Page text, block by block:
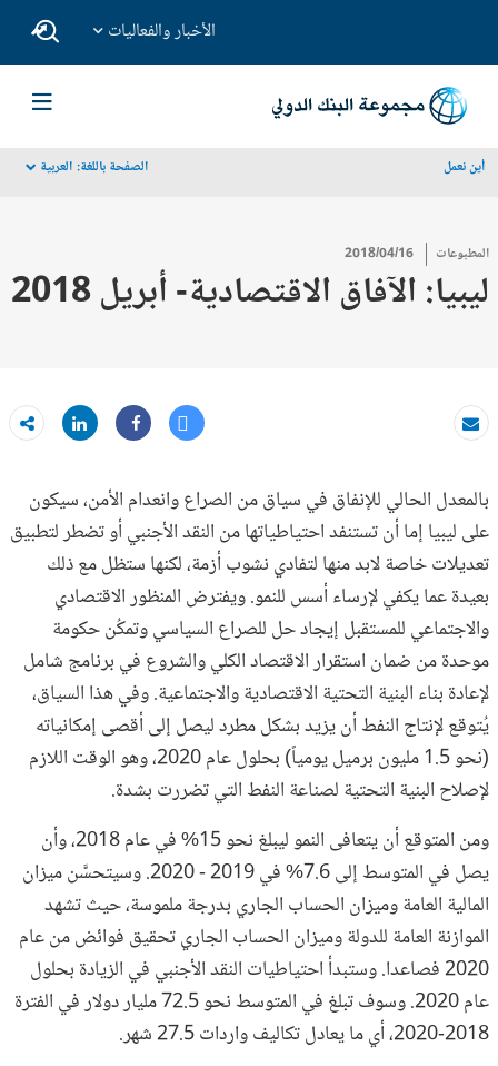
الأخبار والفعاليات
أين نعمل الصفحة باللغة:العربية dropdown
المطبوعات 2018/04/16
ليبيا: الآفاق الاقتصادية- أبريل 2018
بريد الكتروني
Tweet
Share
Share
بالمعدل الحالي للإنفاق في سياق من الصراع وانعدام الأمن، سيكون
على ليبيا إما أن تستنفد احتياطياتها من النقد الأجنبي أو تضطر لتطبيق
تعديلات خاصة لابد منها لتفادي نشوب أزمة، لكنها ستظل مع ذلك
بعيدة عما يكفي لإرساء أسس للنمو. ويفترض المنظور الاقتصادي
والاجتماعي للمستقبل إيجاد حل للصراع السياسي وتمكُن حكومة
موحدة من ضمان استقرار الاقتصاد الكلي والشروع في برنامج شامل
لإعادة بناء البنية التحتية الاقتصادية والاجتماعية. وفي هذا السياق،
يُتوقع لإنتاج النفط أن يزيد بشكل مطرد ليصل إلى أقصى إمكانياته
(نحو 1.5 مليون برميل يومياً) بحلول عام 2020، وهو الوقت اللازم
لإصلاح البنية التحتية لصناعة النفط التي تضررت بشدة.
ومن المتوقع أن يتعافى النمو ليبلغ نحو 15% في عام 2018، وأن
يصل في المتوسط إلى 7.6% في 2019 - 2020. وسيتحسَّن ميزان
المالية العامة وميزان الحساب الجاري بدرجة ملموسة، حيث تشهد
الموازنة العامة للدولة وميزان الحساب الجاري تحقيق فوائض من عام
2020 فصاعدا. وستبدأ احتياطيات النقد الأجنبي في الزيادة بحلول
عام 2020. وسوف تبلغ في المتوسط نحو 72.5 مليار دولار في الفترة
2018-2020، أي ما يعادل تكاليف واردات 27.5 شهر.